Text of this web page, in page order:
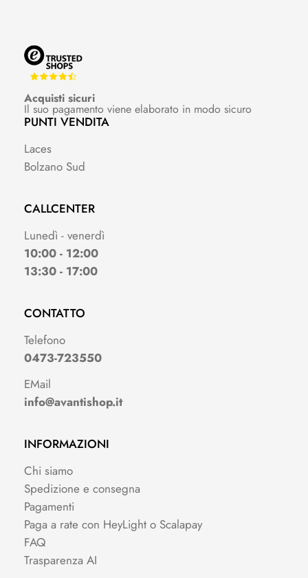
Acquisti sicuri
Il suo pagamento viene elaborato in modo sicuro
PUNTI VENDITA
Laces
Bolzano Sud
CALLCENTER
Lunedì - venerdì
10:00 - 12:00
13:30 - 17:00
CONTATTO
Telefono
0473-723550
EMail
info@avantishop.it
INFORMAZIONI
Chi siamo
Spedizione e consegna
Pagamenti
Paga a rate con HeyLight o Scalapay
FAQ
Trasparenza AI